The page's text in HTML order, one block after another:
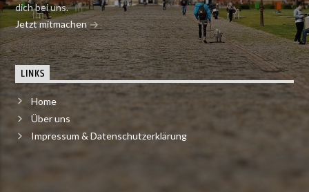
dich bei uns.
Jetzt mitmachen
LINKS
Home
Über uns
Impressum & Datenschutzerklärung